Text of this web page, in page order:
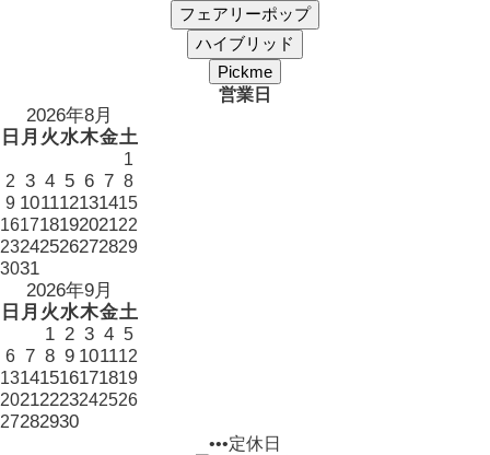
営業日
2026年8月
日 月 火水木金土
1
2 3 4 5 6 7 8
9 101112131415
16171819202122
23242526272829
3031
2026年9月
日 月 火水木金土
1 2 3 4 5
6 7 8 9 101112
13141516171819
20212223242526
27282930
•••定休日